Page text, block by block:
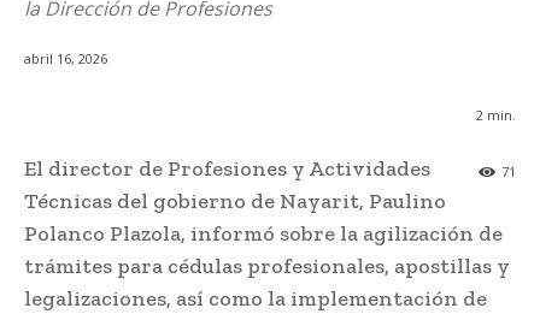
la Dirección de Profesiones
abril 16, 2026
2 min.
71
El director de Profesiones y Actividades
Técnicas del gobierno de Nayarit, Paulino
Polanco Plazola, informó sobre la agilización de
trámites para cédulas profesionales, apostillas y
legalizaciones, así como la implementación de